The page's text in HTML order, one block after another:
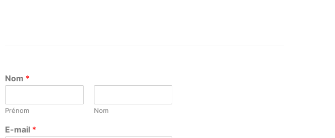
Nom *
Prénom Nom
E-mail *